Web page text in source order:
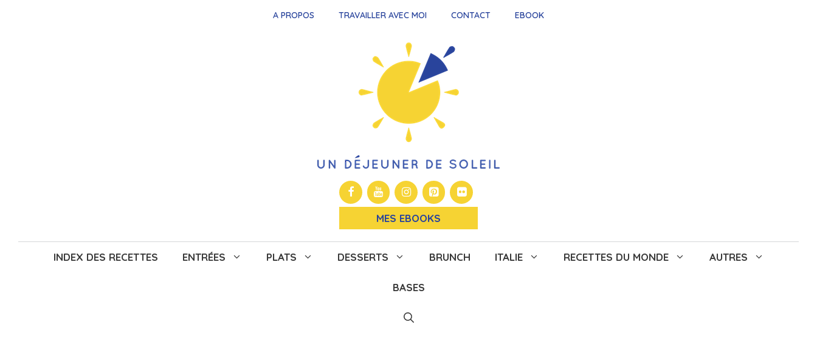
A PROPOS TRAVAILLER AVEC MOI CONTACT EBOOK
MES EBOOKS
INDEX DES RECETTES ENTRÉES PLATS DESSERTS BRUNCH ITALIE RECETTES DU MONDE AUTRES
BASES